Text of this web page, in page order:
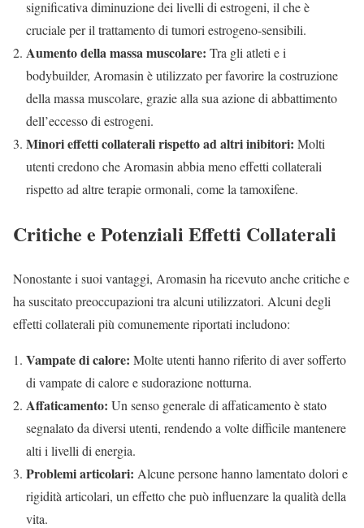
significativa diminuzione dei livelli di estrogeni, il che è
cruciale per il trattamento di tumori estrogeno-sensibili.
Aumento della massa muscolare: Tra gli atleti e i
bodybuilder, Aromasin è utilizzato per favorire la costruzione
della massa muscolare, grazie alla sua azione di abbattimento
dell’eccesso di estrogeni.
Minori effetti collaterali rispetto ad altri inibitori: Molti
utenti credono che Aromasin abbia meno effetti collaterali
rispetto ad altre terapie ormonali, come la tamoxifene.
Critiche e Potenziali Effetti Collaterali
Nonostante i suoi vantaggi, Aromasin ha ricevuto anche critiche e
ha suscitato preoccupazioni tra alcuni utilizzatori. Alcuni degli
effetti collaterali più comunemente riportati includono:
Vampate di calore: Molte utenti hanno riferito di aver sofferto
di vampate di calore e sudorazione notturna.
Affaticamento: Un senso generale di affaticamento è stato
segnalato da diversi utenti, rendendo a volte difficile mantenere
alti i livelli di energia.
Problemi articolari: Alcune persone hanno lamentato dolori e
rigidità articolari, un effetto che può influenzare la qualità della
vita.